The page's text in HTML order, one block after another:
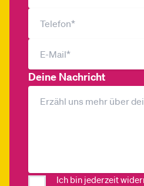
Deine Nachricht
Ich bin jederzeit